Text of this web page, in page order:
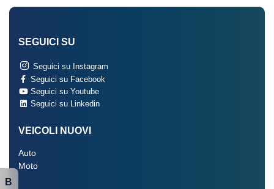
SEGUICI SU
Seguici su Instagram
Seguici su Facebook
Seguici su Youtube
Seguici su Linkedin
VEICOLI NUOVI
Auto
Moto
B